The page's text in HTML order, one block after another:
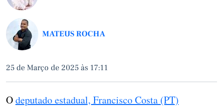
MATEUS ROCHA
25 de Março de 2025 às 17:11
Odeputado estadual, Francisco Costa (PT)